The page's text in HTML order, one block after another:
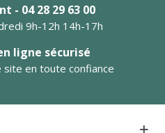
- 04 28 29 63 00
9h-12h 14h-17h
ligne sécurisé
en toute confiance